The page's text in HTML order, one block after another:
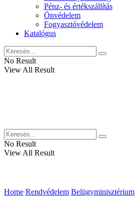
Pénz- és értékszállítás
Önvédelem
Fogyasztóvédelem
Katalógus
No Result
View All Result
No Result
View All Result
Home Rendvédelem Belügyminisztérium